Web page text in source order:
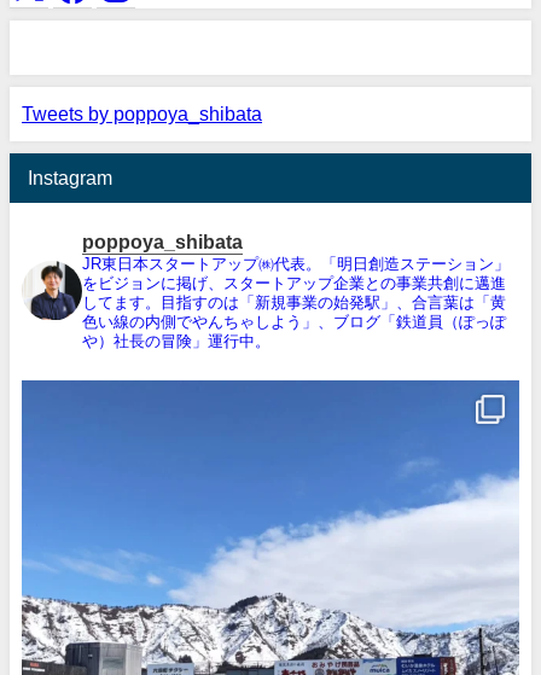
Tweets by poppoya_shibata
Instagram
poppoya_shibata
JR東日本スタートアップ㈱代表。「明日創造ステーション」
をビジョンに掲げ、スタートアップ企業との事業共創に邁進
してます。目指すのは「新規事業の始発駅」、合言葉は「黄
色い線の内側でやんちゃしよう」、ブログ「鉄道員（ぽっぽ
や）社長の冒険」運行中。